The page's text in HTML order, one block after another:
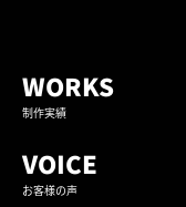
WORKS
制作実績
VOICE
お客様の声